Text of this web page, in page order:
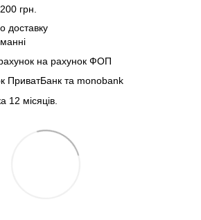
грн.
доставку
на рахунок ФОП
ПриватБанк та monobank
12 місяців.